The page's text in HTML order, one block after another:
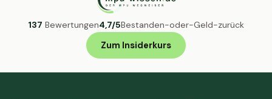
137 Bewertungen4,7/5Bestanden-oder-Geld-zurück
Zum Insiderkurs